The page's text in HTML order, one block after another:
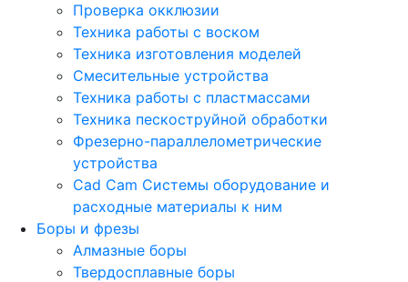
Проверка окклюзии
Техника работы с воском
Техника изготовления моделей
Смесительные устройства
Техника работы с пластмассами
Техника пескоструйной обработки
Фрезерно-параллелометрические
устройства
Cad Cam Системы оборудование и
расходные материалы к ним
Боры и фрезы
Алмазные боры
Твердосплавные боры